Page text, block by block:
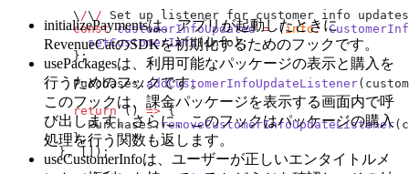
    \
/\ / Set up listener for customer info updates
    const
customerInfoUpdated = (info:
      setCustomerInfo
(info);
    };
    Purchases.
addCustomerInfoUpdateListener
    return
() => {
      Purchases.
removeCustomerInfoUpdateListener
    };
  }, []);
initializePaymentsは、アプリが起動したときに
RevenueCatのSDKを初期化するためのフックです。
usePackagesは、利用可能なパッケージの表示と購入を
行うためのフックです。
このフックは、課金パッケージを表示する画面内で呼
び出します。さらに、このフックはパッケージの購入
処理を行う関数も返します。
useCustomerInfoは、ユーザーが正しいエンタイトルメ